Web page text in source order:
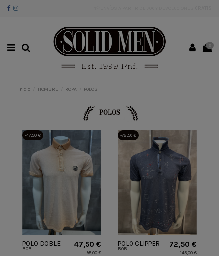
Inicio HOMBRE ROPA POLOS
POLOS
-47,50 €
POLO DOBLE
UNICA BOB
BOB 47,50 €
95,00 €
-72,50 €
POLO CLIPPER
DIS0086 BOB
BOB 72,50 €
145,00 €